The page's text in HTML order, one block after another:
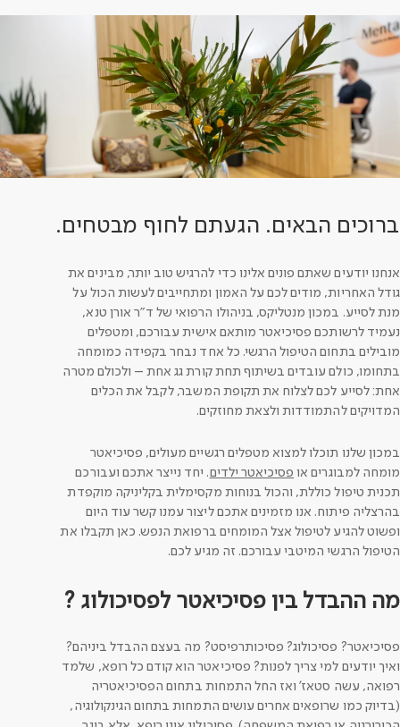
ברוכים הבאים. הגעתם לחוף מבטחים.
אנחנו יודעים שאתם פונים אלינו כדי להרגיש טוב יותר, מבינים את
גודל האחריות, מודים לכם על האמון ומתחייבים לעשות הכול על
מנת לסייע. במכון מנטליקס, בניהולו הרפואי של ד"ר אורן טנא,
נעמיד לרשותכם פסיכיאטר מותאם אישית עבורכם, ומטפלים
מובילים בתחום הטיפול הרגשי. כל אחד נבחר בקפידה כמומחה
בתחומו, כולם עובדים בשיתוף תחת קורת גג אחת – ולכולם מטרה
אחת: לסייע לכם לצלוח את תקופת המשבר, לקבל את הכלים
המדויקים להתמודדות ולצאת מחוזקים.
במכון שלנו תוכלו למצוא מטפלים רגשיים מעולים, פסיכיאטר
מומחה למבוגרים או פסיכיאטר ילדים. יחד נייצר אתכם ועבורכם
תכנית טיפול כוללת, והכול בנוחות מקסימלית בקליניקה מוקפדת
בהרצליה פיתוח. אנו מזמינים אתכם ליצור עמנו קשר עוד היום
ופשוט להגיע לטיפול אצל המומחים ברפואת הנפש. כאן תקבלו את
הטיפול הרגשי המיטבי עבורכם. זה מגיע לכם.
מה ההבדל בין פסיכיאטר לפסיכולוג ?
פסיכיאטר? פסיכולוג? פסיכותרפיסט? ​מה בעצם ההבדל ביניהם?
ואיך יודעים למי צריך לפנות? פסיכיאטר הוא קודם כל רופא, שלמד
רפואה, עשה סטאז' ואז החל התמחות בתחום הפסיכיאטריה
(בדיוק כמו שרופאים אחרים עושים התמחות בתחום הגינקולוגיה,